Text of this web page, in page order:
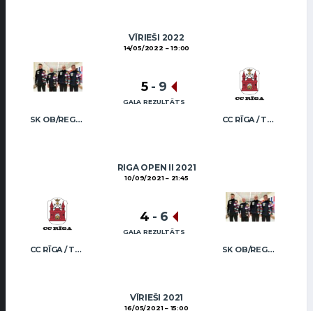
VĪRIEŠI 2022
14/05/2022 19:00
SK OB/REGŽA MEN CC RĪGA / TRUKŠĀNS
5 - 9
GALA REZULTĀTS
RIGA OPEN II 2021
10/09/2021 21:45
CC RĪGA / TRUKŠĀNS SK OB/REGŽA MEN
4 - 6
GALA REZULTĀTS
VĪRIEŠI 2021
16/05/2021 15:00